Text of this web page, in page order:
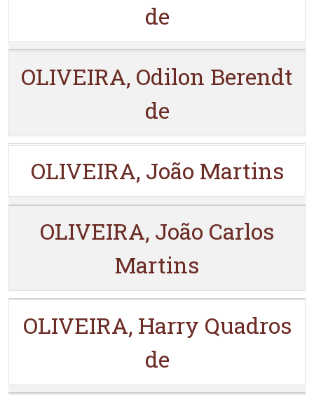
de
OLIVEIRA, Odilon Berendt
de
OLIVEIRA, João Martins
OLIVEIRA, João Carlos
Martins
OLIVEIRA, Harry Quadros
de